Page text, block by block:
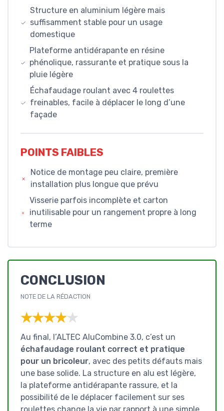
Structure en aluminium légère mais
suffisamment stable pour un usage
domestique
Plateforme antidérapante en résine
phénolique, rassurante et pratique sous la
pluie légère
Échafaudage roulant avec 4 roulettes
freinables, facile à déplacer le long d’une
façade
POINTS FAIBLES
Notice de montage peu claire, première
installation plus longue que prévu
Visserie parfois incomplète et carton
inutilisable pour un rangement propre à long
terme
CONCLUSION
NOTE DE LA RÉDACTION
★★★★★
★★★★★
Au final, l’ALTEC AluCombine 3.0, c’est un
échafaudage roulant correct et pratique
pour un bricoleur, avec des petits défauts mais
une base solide. La structure en alu est légère,
la plateforme antidérapante rassure, et la
possibilité de le déplacer facilement sur ses